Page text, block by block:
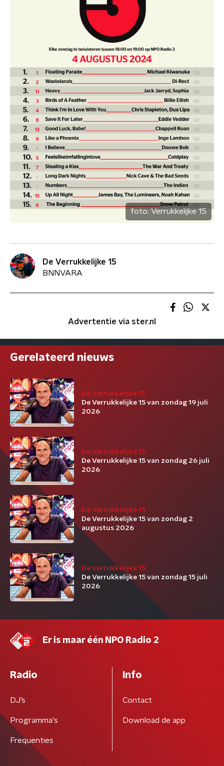
foto: Verrukkelijke 15
De Verrukkelijke 15
BNNVARA
Advertentie via ster.nl
Gerelateerd nieuws
De Verrukkelijke 15
De Verrukkelijke 15 van zondag 19 juli
2026
De Verrukkelijke 15
De Verrukkelijke 15 van zondag 26 juli
2026
De Verrukkelijke 15
De Verrukkelijke 15 van zondag 2
augustus 2026
De Verrukkelijke 15
De Verrukkelijke 15 van zondag 15 juli
2026
Er is maar één NPO Radio 2
Radio
DJ’s
Programma's
Frequenties
Info
Contact
Download de app